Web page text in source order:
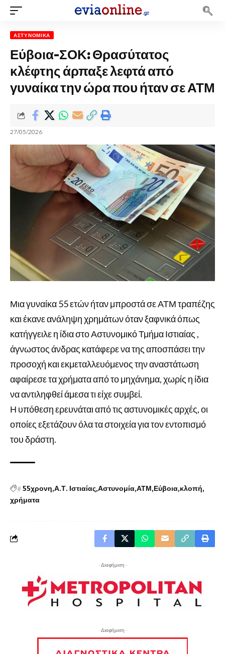
ΑΣΤΥΝΟΜΙΚΆ
Εύβοια-ΣΟΚ: Θρασύτατος
κλέφτης άρπαξε λεφτά από
γυναίκα την ώρα που ήταν σε ΑΤΜ
27/05/2026
Μια γυναίκα 55 ετών ήταν μπροστά σε ΑΤΜ τραπέζης
και έκανε ανάληψη χρημάτων όταν ξαφνικά όπως
κατήγγειλε η ίδια στο Αστυνομικό Τμήμα Ιστιαίας ,
άγνωστος άνδρας κατάφερε να της αποσπάσει την
προσοχή και εκμεταλλευόμενος την αναστάτωση
αφαίρεσε τα χρήματα από το μηχάνημα, χωρίς η ίδια
να αντιληφθεί άμεσα τι είχε συμβεί.
Η υπόθεση ερευνάται από τις αστυνομικές αρχές, οι
οποίες εξετάζουν όλα τα στοιχεία για τον εντοπισμό
του δράστη.
#55χρονη Α.Τ. Ιστιαίας Αστυνομία ΑΤΜ Εύβοια κλοπή
χρήματα
- Διαφήμιση -
- Διαφήμιση -